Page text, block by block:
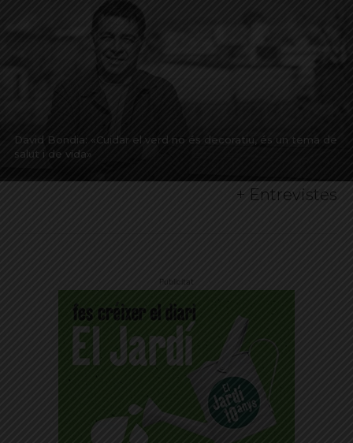
David Bondia: «Cuidar el verd no és decoratiu, és un tema de
salut i de vida»
+ Entrevistes
Publicitat